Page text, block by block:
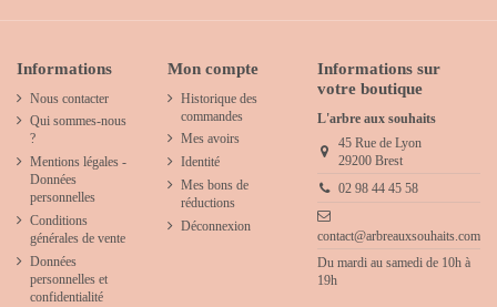
Informations
Nous contacter
Qui sommes-nous
?
Mentions légales -
Données
personnelles
Conditions
générales de vente
Données
personnelles et
confidentialité
Mon compte
Historique des
commandes
Mes avoirs
Identité
Mes bons de
réductions
Déconnexion
Informations sur
votre boutique
L'arbre aux souhaits
45 Rue de Lyon
29200 Brest
02 98 44 45 58
contact@arbreauxsouhaits.com
Du mardi au samedi de 10h à
19h